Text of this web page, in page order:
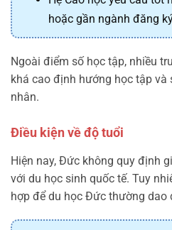
hoặc gần ngành đăng
Ngoài điểm số học tập, nhiều
khá cao định hướng học tập và
nhân.
Điều kiện về độ tuổi
Hiện nay, Đức không quy định
với du học sinh quốc tế. Tuy
hợp để du học Đức thường dao